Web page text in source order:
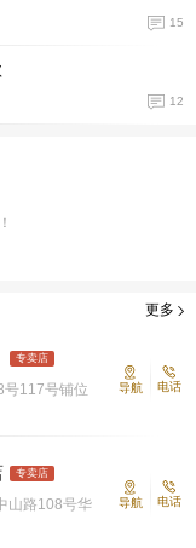
15
12
更多
专卖店
号117号铺位 导航 电话
专卖店
山路108号华
导航 电话